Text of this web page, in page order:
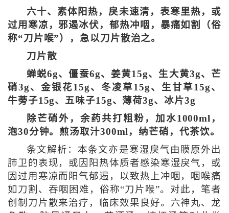
六十、素体阳热，戾未速清，表寒里热，或
过用寒凉，邪遏冰伏，郁热冲咽，暴痛如割（俗
称“刀片喉”），急以刀片散治之。
刀片散
蝉蜕6g、僵蚕6g、姜黄15g、生大黄3g、芒
硝3g、金银花15g、冬凌草15g、生甘草15g、
牛蒡子15g、五味子15g、薄荷3g、冰片3g
除芒硝外，余药共打粗粉，加水1000ml，
泡30分钟。煎汤取汁300ml，纳芒硝，代茶饮。
条文解析：本条文亦是寒湿戾气由膜原外出
肺卫的表现，或因阳热体质者感染寒湿戾气，或
因过用寒凉而阳气郁遏，以致热上冲咽，咽喉痛
如刀割、吞咽困难，俗称“刀片喉”。对此，笔者
创制刀片散来治疗，临床效果良好。六神丸、龙